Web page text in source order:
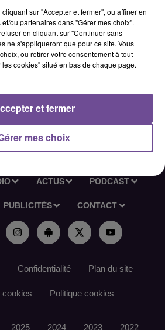
au long de la séance. Surveiller le
et veiller au respect des consignes
sociale. Participer à l'organisation
quotidienne. Garantir la sécurité
des enfants et jeunes
Travail : 1286KDVB
ACTUS PODCAST
PUBLICITÉS CONTACT
Confidentialité Plan du site
cookies Politique cookies
2025 2024 2023 2022
sur "Accepter et fermer", ou affiner en
ou partenaires dans "Gérer mes choix".
en cliquant sur "Continuer sans
ne s'appliqueront que pour ce site. Vous
ou retirer votre consentement à tout
cookies" situé en bas de chaque page.
mes choix
et fermer